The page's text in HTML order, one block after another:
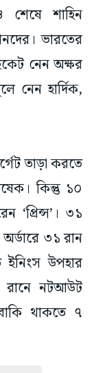
ভারতের
নেন অক্ষর
নেন হার্দিক,
কিন্তু ১০
‘প্রিন্স’। ৩১
৩১ রান
উপহার
রানে নটআউট
থাকতে ৭
news